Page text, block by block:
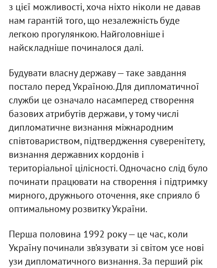
з цієї можливості, хоча ніхто ніколи не давав
нам гарантій того, що незалежність буде
легкою прогулянкою. Найголов­ніше і
найскладніше починалося далі.
Будувати власну державу — таке завдання
постало перед Україною. Для дипломатичної
служби це означало насамперед створення
базових атрибутів держави, у тому числі
дипломатичне визнання міжнародним
співтовариством, підтвердження суверенітету,
визнання державних кордонів і
територіальної цілісності. Одночасно слід було
починати працювати на створення і підтримку
мирного, дружнього оточення, яке сприяло б
оптимальному розвитку України.
Перша половина 1992 року — це час, коли
Україну починали зв’язувати зі світом усе нові
узи дипломатичного визнання. За перший рік